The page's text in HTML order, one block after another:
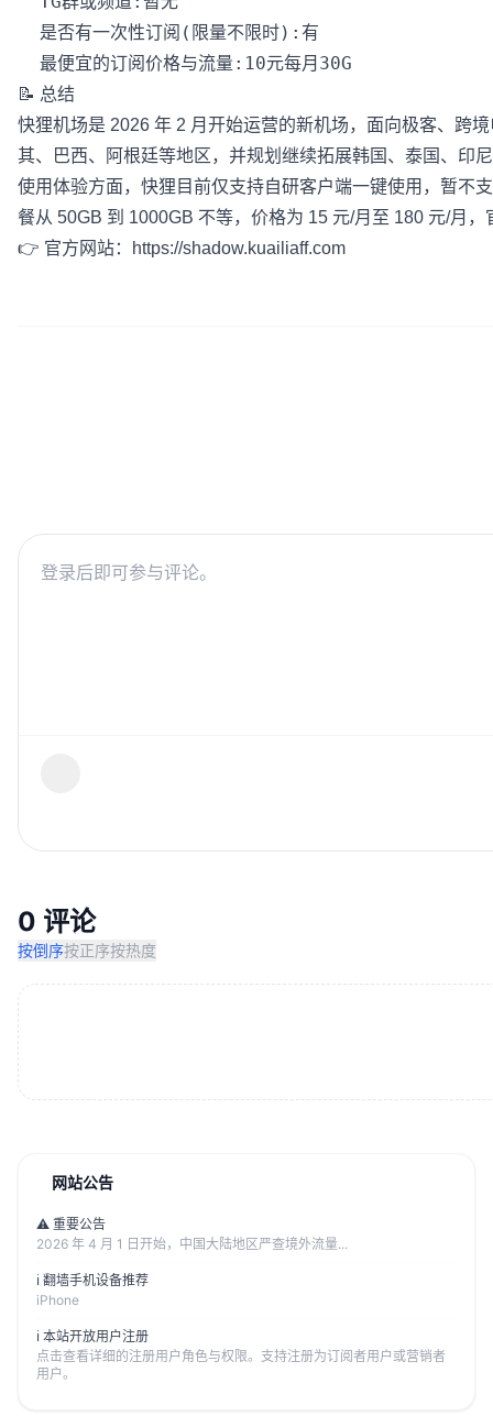
  是否有一次性订阅(限量不限时):有
📝 总结
快狸机场是 2026 年 2 月开始运营的新机场，面向极客、跨
其、巴西、阿根廷等地区，并规划继续拓展韩国、泰国、印
使用体验方面，快狸目前仅支持自研客户端一键使用，暂不
餐从 50GB 到 1000GB 不等，价格为 15 元/月至 180 元/月
👉 官方网站：
https://shadow.kuailiaff.com
0 评论
按倒序按正序按热度
网站公告
⚠️ 重要公告
2026 年 4 月 1 日开始，中国大陆地区严查境外流量...
ℹ️ 翻墙手机设备推荐
iPhone
ℹ️ 本站开放用户注册
点击查看详细的注册用户角色与权限。支持注册为订阅者用户或营销者
用户。